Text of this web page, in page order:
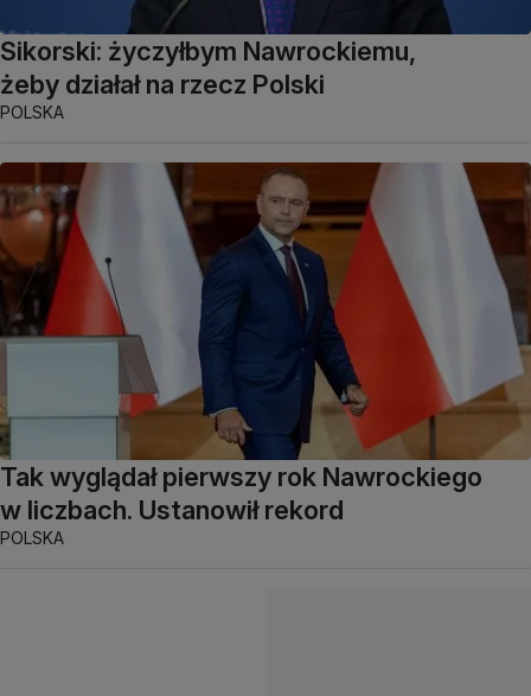
Sikorski: życzyłbym Nawrockiemu,
żeby działał na rzecz Polski
POLSKA
Tak wyglądał pierwszy rok Nawrockiego
w liczbach. Ustanowił rekord
POLSKA